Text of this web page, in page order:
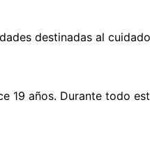
destinadas al
19 años. Durante todo